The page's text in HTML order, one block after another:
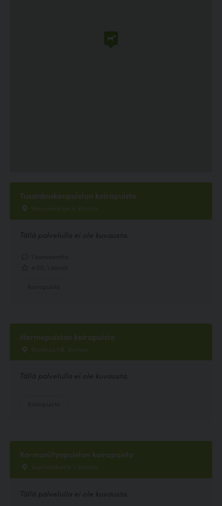
Tussinkoskenpuiston koirapuisto
Varpusenkuja 4, Vantaa
Tällä palvelulla ei ole kuvausta.
Harmopuiston koirapuisto
Ponikuja 1 B, Vantaa
Tällä palvelulla ei ole kuvausta.
Kormuniitynpuiston koirapuisto
Vuorilehdontie 1, Vantaa
Tällä palvelulla ei ole kuvausta.